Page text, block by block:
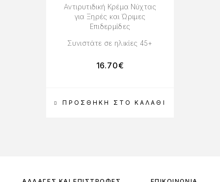
ΠΡΟΣΘΉΚΗ ΣΤΟ ΚΑΛΆΘΙ
Αντιρυτιδική Κρέμα Νύχτας
για Ξηρές και Ώριμες
Επιδερμίδες
Συνιστάτε σε ηλικίες 45+
16.70€